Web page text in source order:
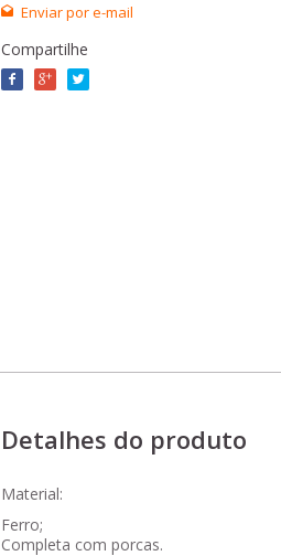
Enviar por e-mail
Compartilhe
Detalhes do produto
Material:
Ferro;
Completa com porcas.